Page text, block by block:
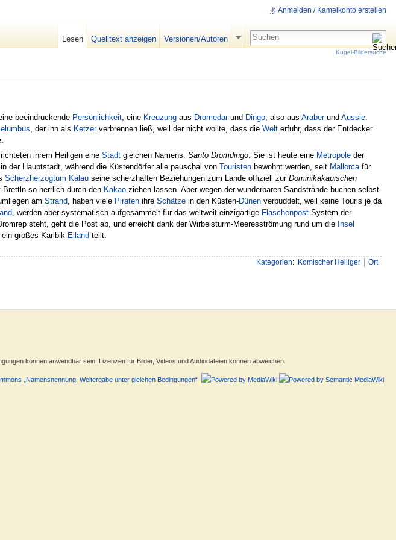
beeindruckende Persönlichkeit , eine Kreuzung aus Dromedarund Dingo , also aus Araberund Aussie
, der ihn als Ketzerverbrennen ließ, weil der nicht wollte, dass die Welt erfuhr, dass der Entdecker
ihrem Heiligen eine Stadt gleichen Namens: Santo Dromdingo . Sie ist heute eine Metropole der
in der Hauptstadt, während die Küstendörfer alle pauschal von Touristen bewohnt werden, seit Mallorca für
Scherzherzogtum Kalau seine scherzhaften Beziehungen zum Lande offiziell zur Dominikakauischen
Brettln so herrlich durch den Kakao ziehen lassen. Aber wegen der wunderbaren Sandstrände buchen selbst
am Strand , haben viele Piraten ihre Schätze in den Küsten-Dünen verbuddelt, weil keine Touris je da
, werden aber systematisch aufgesammelt für das weltweit einzigartige Flaschenpost-System der
steht, geht die Post ab, und erreicht dank der Wirbelsturm-Meeresströmung rund um die Insel
ein großes Karibik-Eiland teilt.
Kategorien: Komischer Heiliger Ort
Anmelden / Kamelkonto erstellen
Lesen Quelltext anzeigen Versionen/Autoren
Kugel-Bildersuche
können anwendbar sein. Lizenzen für Bilder, Videos und Audiodateien können abweichen.